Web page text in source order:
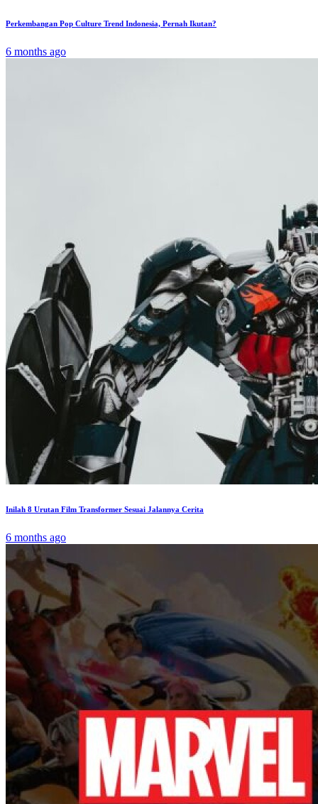
Perkembangan Pop Culture Trend Indonesia, Pernah Ikutan?
6 months ago
Inilah 8 Urutan Film Transformer Sesuai Jalannya Cerita
6 months ago